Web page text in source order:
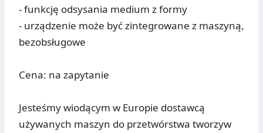
- funkcję odsysania medium z formy
- urządzenie może być zintegrowane z maszyną,
bezobsługowe
Cena: na zapytanie
Jesteśmy wiodącym w Europie dostawcą
używanych maszyn do przetwórstwa tworzyw